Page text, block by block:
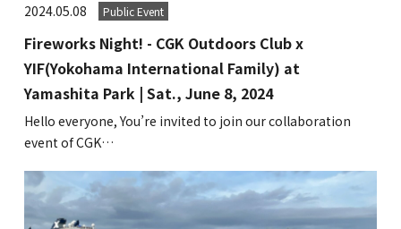
2024.05.08 Public Event
Fireworks Night! - CGK Outdoors Club x
YIF(Yokohama International Family) at
Yamashita Park | Sat., June 8, 2024
Hello everyone, You’re invited to join our collaboration
event of CGK…